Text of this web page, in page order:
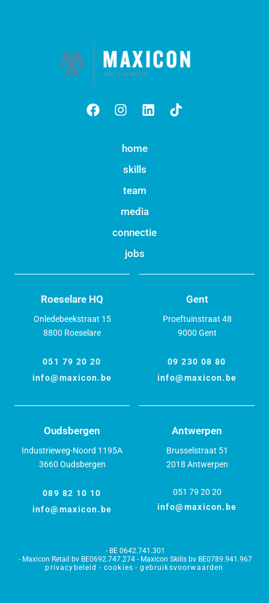
home
skills
team
media
connectie
jobs
Roeselare HQ
Onledebeekstraat 15
8800 Roeselare
051 79 20 20
info@maxicon.be
Gent
Proeftuinstraat 48
9000 Gent
09 230 08 80
info@maxicon.be
Oudsbergen
Industrieweg-Noord 1195A
3660 Oudsbergen
089 82 10 10
info@maxicon.be
Antwerpen
Brusselstraat 51
2018 Antwerpen
051 79 20 20
info@maxicon.be
BE 0642.741.301
Maxicon Retail bv BE0692.747.274 - Maxicon Skills bv BE0789.941.967
privacybeleid
cookies gebruiksvoorwaarden